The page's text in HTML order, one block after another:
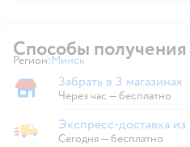
Способы получения
Регион: Выбор адреса доставки.
Минск
Забрать в магазине
Забрать в 3 магазинах
Через час — бесплатно
Экспресс-доставка из магазина
Экспресс-доставка из
Сегодня—бесплатно